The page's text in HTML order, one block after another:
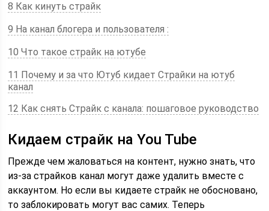
8 Как кинуть страйк
9 На канал блогера и пользователя :
10 Что такое страйк на ютубе
11 Почему и за что Ютуб кидает Cтрайки на ютуб
канал
12 Как снять Cтрайк с канала: пошаговое руководство
Кидаем страйк на You Tube
Прежде чем жаловаться на контент, нужно знать, что
из-за страйков канал могут даже удалить вместе с
аккаунтом. Но если вы кидаете страйк не обосновано,
то заблокировать могут вас самих. Теперь